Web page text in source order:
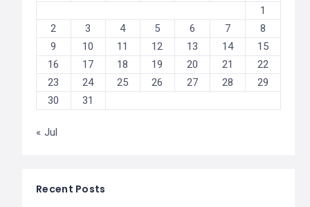
1
2
3 4 5 6 7
8
9
10 11 12 13 14
15
16
17 18 19 20 21
22
23
24 25 26 27 28
29
30
31
« Jul
Recent Posts